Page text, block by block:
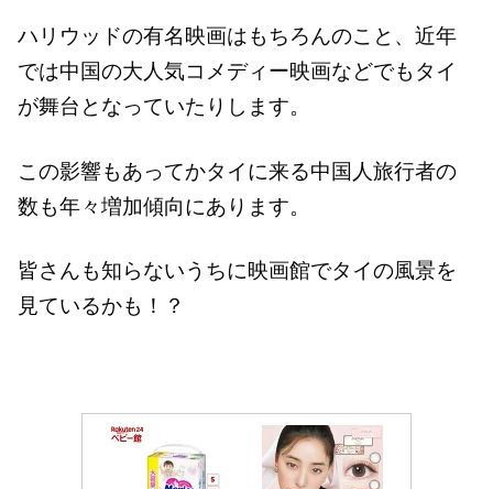
ハリウッドの有名映画はもちろんのこと、近年
では中国の大人気コメディー映画などでもタイ
が舞台となっていたりします。
この影響もあってかタイに来る中国人旅行者の
数も年々増加傾向にあります。
皆さんも知らないうちに映画館でタイの風景を
見ているかも！？